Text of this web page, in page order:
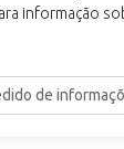
informação
de